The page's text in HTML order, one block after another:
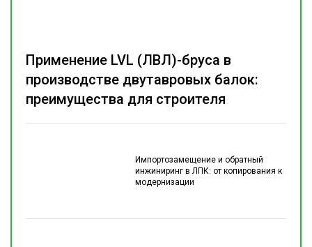
Импортозамещение и обратный
инжиниринг в ЛПК: от копирования к
модернизации
Применение LVL (ЛВЛ)-бруса в
производстве двутавровых балок:
преимущества для строителя